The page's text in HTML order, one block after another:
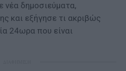
νέα δημοσιεύματα,
και εξήγησε τι ακριβώς
24ωρα που είναι